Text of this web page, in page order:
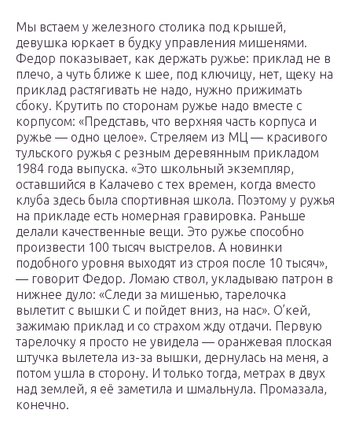
Мы встаем у железного столика под крышей,
девушка юркает в будку управления мишенями.
Федор показывает, как держать ружье: приклад не в
плечо, а чуть ближе к шее, под ключицу, нет, щеку на
приклад растягивать не надо, нужно прижимать
сбоку. Крутить по сторонам ружье надо вместе с
корпусом: «Представь, что верхняя часть корпуса и
ружье — одно целое». Стреляем из МЦ — красивого
тульского ружья с резным деревянным прикладом
1984 года выпуска. «Это школьный экземпляр,
оставшийся в Калачево с тех времен, когда вместо
клуба здесь была спортивная школа. Поэтому у ружья
на прикладе есть номерная гравировка. Раньше
делали качественные вещи. Это ружье способно
произвести 100 тысяч выстрелов. А новинки
подобного уровня выходят из строя после 10 тысяч»,
— говорит Федор. Ломаю ствол, укладываю патрон в
нижнее дуло: «Следи за мишенью, тарелочка
вылетит с вышки С и пойдет вниз, на нас». О’кей,
зажимаю приклад и со страхом жду отдачи. Первую
тарелочку я просто не увидела — оранжевая плоская
штучка вылетела из-за вышки, дернулась на меня, а
потом ушла в сторону. И только тогда, метрах в двух
над землей, я её заметила и шмальнула. Промазала,
конечно.